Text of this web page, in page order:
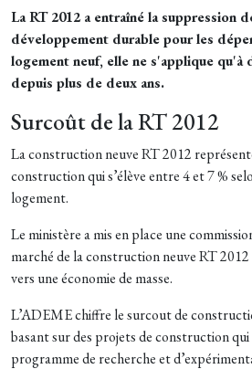
La RT 2012 a entraîné la suppression
développement durable pour les
logement neuf, elle ne s'applique qu'à
depuis plus de deux ans.
Surcoût de la RT 2012
La construction neuve RT 2012
construction qui s’élève entre 4 et 7 %
logement.
Le ministère a mis en place une
marché de la construction neuve RT
vers une économie de masse.
L’ADEME chiffre le surcout de
basant sur des projets de construction
programme de recherche et